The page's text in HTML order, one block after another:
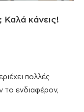
Καλά κάνεις!
πολλές
το ενδιαφέρον,